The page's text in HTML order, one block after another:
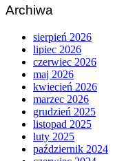
Archiwa
sierpień 2026
lipiec 2026
czerwiec 2026
maj 2026
kwiecień 2026
marzec 2026
grudzień 2025
listopad 2025
luty 2025
październik 2024